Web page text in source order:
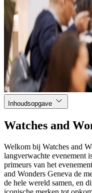
Inhoudsopgave
Watches and
Welkom bij Watches and
langverwachte evenement
primeurs van het
and Wonders Geneva de
de hele wereld samen, en